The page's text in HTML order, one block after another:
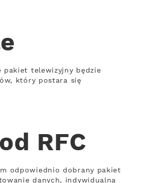
pakiet telewizyjny będzie
który postara się
RFC
odpowiednio dobrany pakiet
danych, indywidualna